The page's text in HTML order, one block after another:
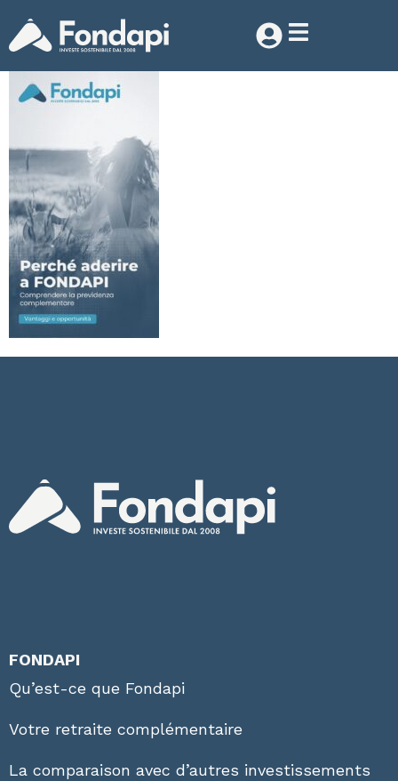
FONDAPI
Qu’est-ce que Fondapi
Votre retraite complémentaire
La comparaison avec d’autres investissements